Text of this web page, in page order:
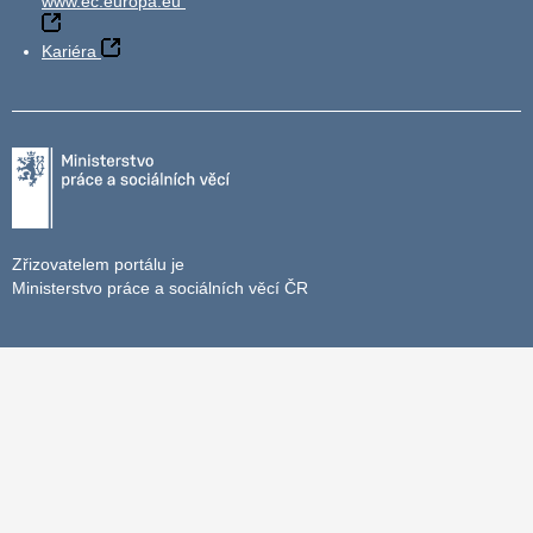
Kariéra
Zřizovatelem portálu je
Ministerstvo práce a sociálních věcí ČR